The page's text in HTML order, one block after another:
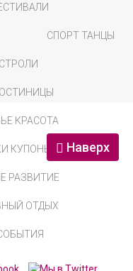
СПОРТ ТАНЦЫ
КРАСОТА
КУПОНЫ
РАЗВИТИЕ
ОТДЫХ
Наверх